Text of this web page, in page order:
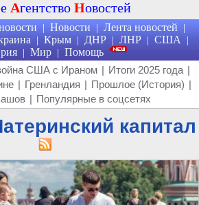
Агентство Новостей
| Новости | Лента новостей |
| Крым | ДНР | ЛНР | США |
| Мир | Помощь
США с Ираном | Итоги 2025 года |
| Гренландия | Прошлое (История) |
| Популярные в соцсетях
капитал